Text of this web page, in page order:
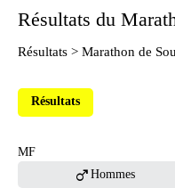
Résultats du
Résultats > Marathon de
Résultats
MF
maleHommes